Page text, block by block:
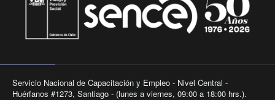
Servicio Nacional de Capacitación y Empleo - Nivel Central -
Huérfanos #1273, Santiago - (lunes a viernes, 09:00 a 18:00 hrs.).